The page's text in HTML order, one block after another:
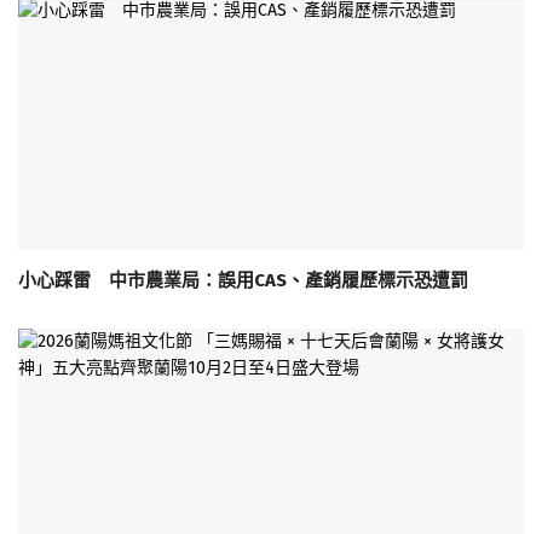
小心踩雷 中市農業局：誤用CAS、產銷履歷標示恐遭罰